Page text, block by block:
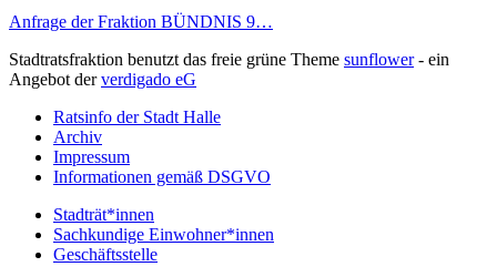
Anfrage der Fraktion BÜNDNIS 9…
Stadtratsfraktion benutzt das freie grüne Theme sunflower‐ ein
Angebot derverdigado eG
Ratsinfo der Stadt Halle
Archiv
Impressum
Informationen gemäß DSGVO
Stadträt*innen
Sachkundige Einwohner*innen
Geschäftsstelle